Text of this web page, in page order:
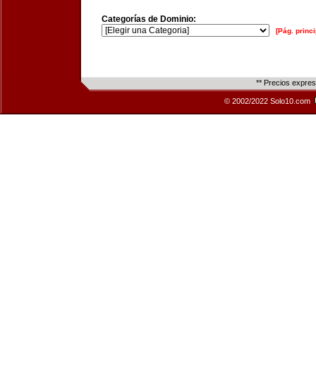
Categorías de Dominio:
[Pág.
** Precios
© 2002/2022 Solo10.com